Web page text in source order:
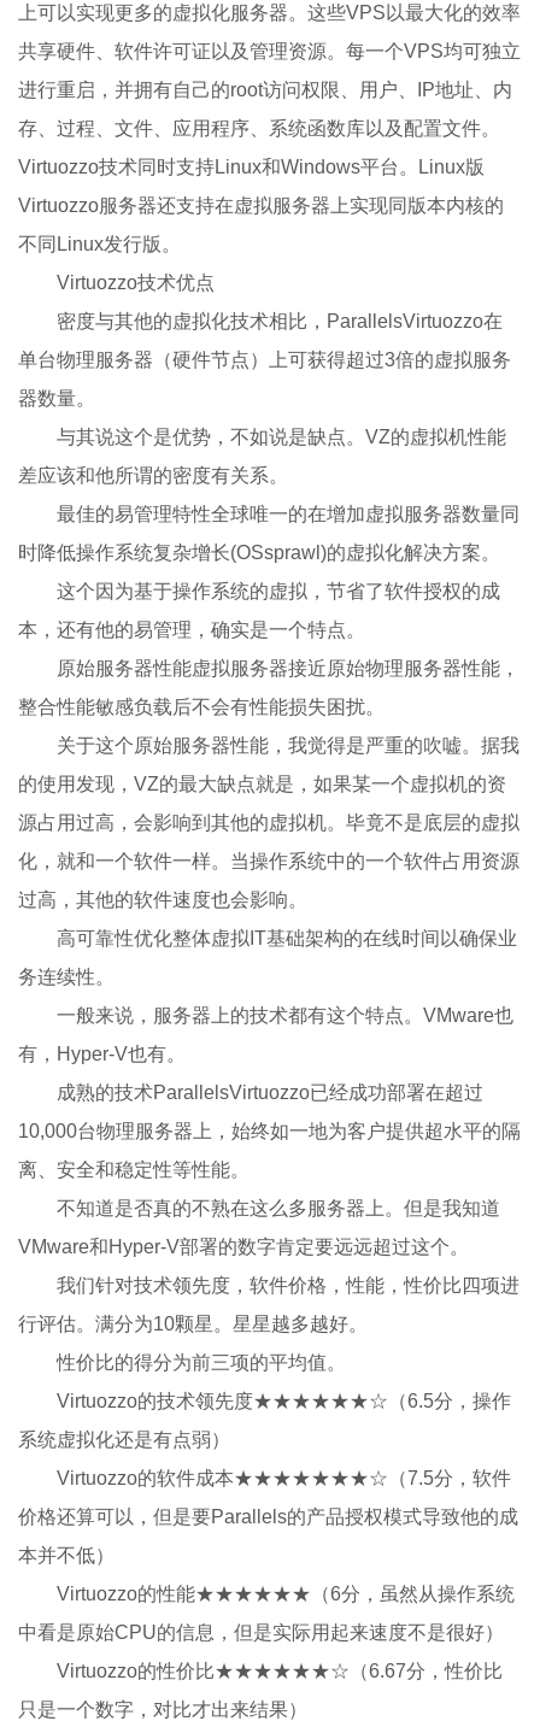
上可以实现更多的虚拟化服务器。这些VPS以最大化的效率
共享硬件、软件许可证以及管理资源。每一个VPS均可独立
进行重启，并拥有自己的root访问权限、用户、IP地址、内
存、过程、文件、应用程序、系统函数库以及配置文件。
Virtuozzo技术同时支持Linux和Windows平台。Linux版
Virtuozzo服务器还支持在虚拟服务器上实现同版本内核的
不同Linux发行版。
Virtuozzo技术优点
密度与其他的虚拟化技术相比，ParallelsVirtuozzo在
单台物理服务器（硬件节点）上可获得超过3倍的虚拟服务
器数量。
与其说这个是优势，不如说是缺点。VZ的虚拟机性能
差应该和他所谓的密度有关系。
最佳的易管理特性全球唯一的在增加虚拟服务器数量同
时降低操作系统复杂增长(OSsprawl)的虚拟化解决方案。
这个因为基于操作系统的虚拟，节省了软件授权的成
本，还有他的易管理，确实是一个特点。
原始服务器性能虚拟服务器接近原始物理服务器性能，
整合性能敏感负载后不会有性能损失困扰。
关于这个原始服务器性能，我觉得是严重的吹嘘。据我
的使用发现，VZ的最大缺点就是，如果某一个虚拟机的资
源占用过高，会影响到其他的虚拟机。毕竟不是底层的虚拟
化，就和一个软件一样。当操作系统中的一个软件占用资源
过高，其他的软件速度也会影响。
高可靠性优化整体虚拟IT基础架构的在线时间以确保业
务连续性。
一般来说，服务器上的技术都有这个特点。VMware也
有，Hyper-V也有。
成熟的技术ParallelsVirtuozzo已经成功部署在超过
10,000台物理服务器上，始终如一地为客户提供超水平的隔
离、安全和稳定性等性能。
不知道是否真的不熟在这么多服务器上。但是我知道
VMware和Hyper-V部署的数字肯定要远远超过这个。
我们针对技术领先度，软件价格，性能，性价比四项进
行评估。满分为10颗星。星星越多越好。
性价比的得分为前三项的平均值。
Virtuozzo的技术领先度★★★★★★☆（6.5分，操作
系统虚拟化还是有点弱）
Virtuozzo的软件成本★★★★★★★☆（7.5分，软件
价格还算可以，但是要Parallels的产品授权模式导致他的成
本并不低）
Virtuozzo的性能★★★★★★（6分，虽然从操作系统
中看是原始CPU的信息，但是实际用起来速度不是很好）
Virtuozzo的性价比★★★★★★☆（6.67分，性价比
只是一个数字，对比才出来结果）